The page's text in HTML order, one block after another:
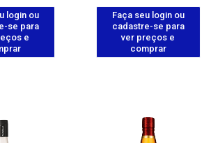
login ou
se para
e
Faça seu login ou
cadastre-se para
ver preços e
comprar